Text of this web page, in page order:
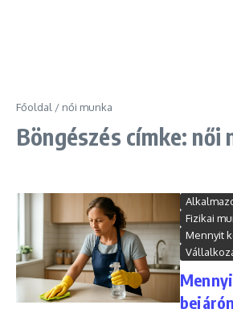
Főoldal / női munka
Böngészés címke: női
Fizikai
Mennyit